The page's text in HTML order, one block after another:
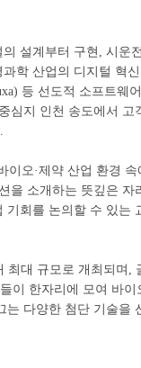
설계부터 구현, 시운
학 산업의 디지털 혁
등 선도적 소프트웨
심지 인천 송도에서 고
오·제약 산업 환경
을 소개하는 뜻깊은 자
회를 논의할 수 있는
최대 규모로 개최되며,
이 한자리에 모여 바
다양한 첨단 기술을